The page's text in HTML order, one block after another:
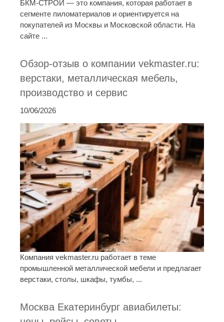
БКМ-СТРОЙ — это компания, которая работает в
сегменте пиломатериалов и ориентируется на
покупателей из Москвы и Московской области. На
сайте ...
Обзор-отзыв о компании vekmaster.ru:
верстаки, металлическая мебель,
производство и сервис
10/06/2026
Компания vekmaster.ru работает в теме
промышленной металлической мебели и предлагает
верстаки, столы, шкафы, тумбы, ...
Москва Екатеринбург авиабилеты: